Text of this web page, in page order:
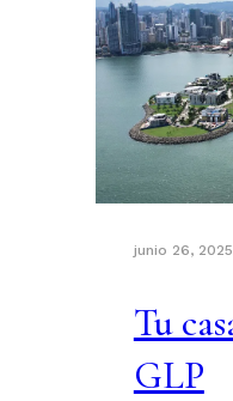
junio 26, 2025
Tu
GLP